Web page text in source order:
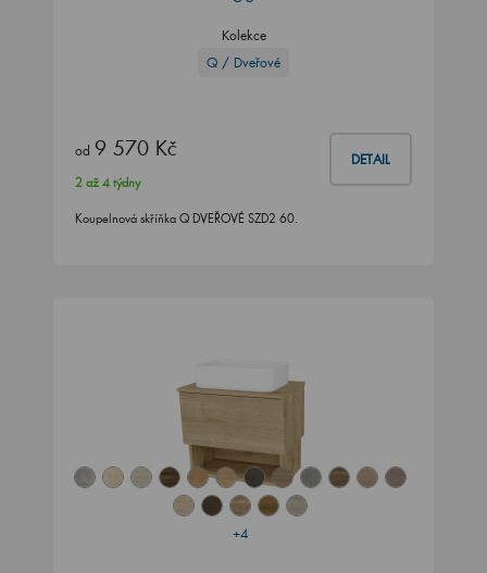
Kolekce
Q / Dveřové
od 9 570 Kč DETAIL
2 až 4 týdny
Koupelnová skříňka Q DVEŘOVÉ SZD2 60.
+4